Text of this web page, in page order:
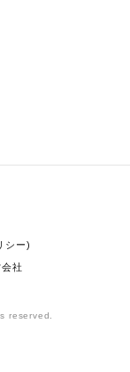
シー)
社
reserved.